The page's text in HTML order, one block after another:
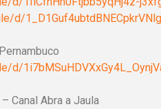
d/
d/
Canal Abra a Jaula